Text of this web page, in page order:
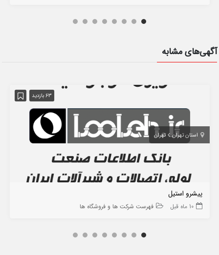
آگهی‌های مشابه
63 بازدید
استان تهران تهران
پیشرو استیل
10 ماه قبل فهرست شرکت ها و فروشگاه ها